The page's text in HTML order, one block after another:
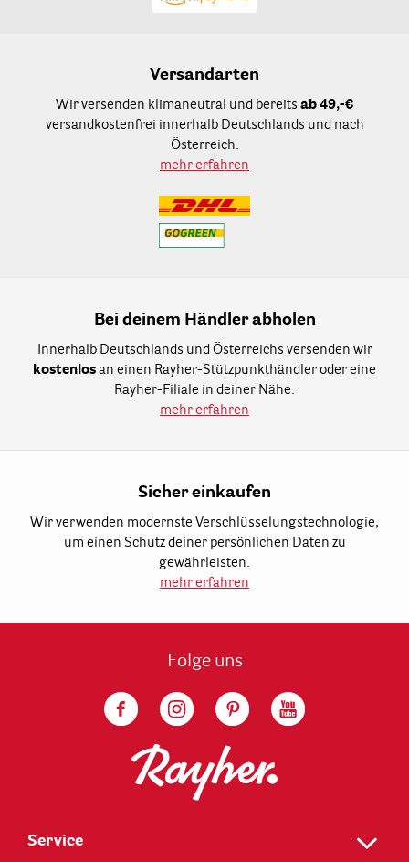
Versandarten
Wir versenden klimaneutral und bereits ab 49,-€
versandkostenfrei innerhalb Deutschlands und nach
Österreich.
mehr erfahren
Bei deinem Händler abholen
Innerhalb Deutschlands und Österreichs versenden wir
kostenlos an einen Rayher-Stützpunkthändler oder eine
Rayher-Filiale in deiner Nähe.
mehr erfahren
Sicher einkaufen
Wir verwenden modernste Verschlüsselungstechnologie,
um einen Schutz deiner persönlichen Daten zu
gewährleisten.
mehr erfahren
Folge uns
Service